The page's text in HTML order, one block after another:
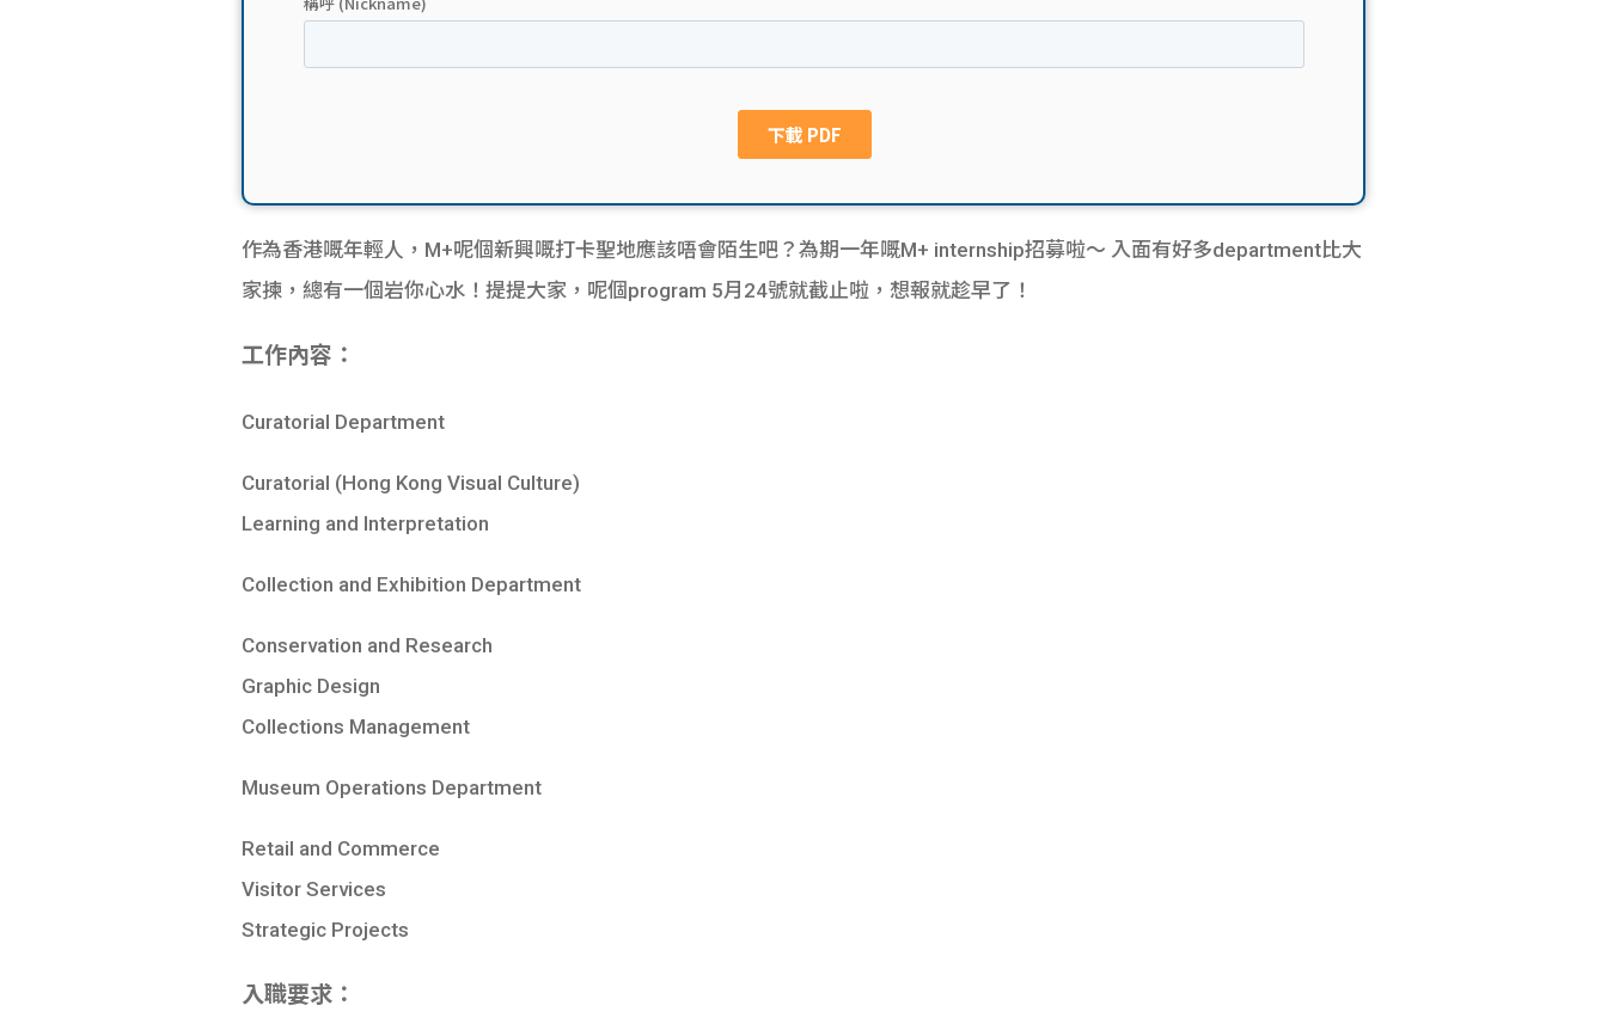
作為香港嘅年輕人，M+呢個新興嘅打卡聖地應該唔會陌生吧？為期一年嘅M+ internship招募啦～ 入面有好多department比大
家揀，總有一個岩你心水！提提大家，呢個program 5月24號就截止啦，想報就趁早了！
工作內容：
Curatorial Department
Curatorial (Hong Kong Visual Culture)
Learning and Interpretation
Collection and Exhibition Department
Conservation and Research
Graphic Design
Collections Management
Museum Operations Department
Retail and Commerce
Visitor Services
Strategic Projects
入職要求：